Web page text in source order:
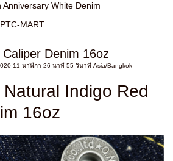
Anniversary White Denim
MART
Denim 16oz
11 นาฬิกา 26 นาที 55 วินาที Asia/Bangkok
Indigo Red
16oz